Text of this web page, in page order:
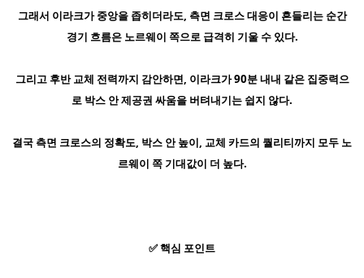
그래서 이라크가 중앙을 좁히더라도, 측면 크로스 대응이 흔들리는 순간
경기 흐름은 노르웨이 쪽으로 급격히 기울 수 있다.
그리고 후반 교체 전력까지 감안하면, 이라크가 90분 내내 같은 집중력으
로 박스 안 제공권 싸움을 버텨내기는 쉽지 않다.
결국 측면 크로스의 정확도, 박스 안 높이, 교체 카드의 퀄리티까지 모두 노
르웨이 쪽 기대값이 더 높다.
✅ 핵심 포인트